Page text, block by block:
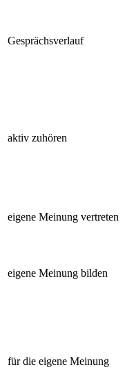
Gesprächsverlauf
aktiv zuhören
eigene Meinung vertreten
eigene Meinung bilden
für die eigene Meinung